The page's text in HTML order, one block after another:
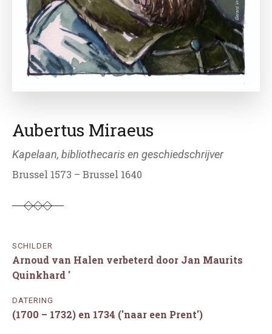
Aubertus Miraeus
Kapelaan, bibliothecaris en geschiedschrijver
Brussel 1573 – Brussel 1640
SCHILDER
Arnoud van Halen verbeterd door Jan Maurits
Quinkhard '
DATERING
(1700 – 1732) en 1734 ('naar een Prent')